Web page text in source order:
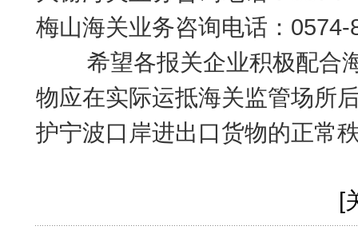
梅山海关业务咨询电话：0574-
希望各报关企业积极配合海
物应在实际运抵海关监管场所
护宁波口岸进出口货物的正常
[